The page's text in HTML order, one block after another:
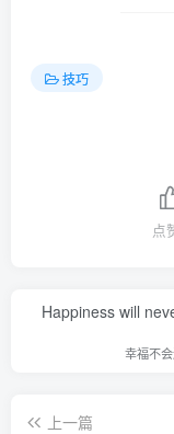
技巧
点
Happiness will
幸福不
上一篇